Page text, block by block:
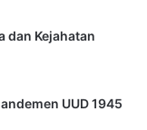
dan Kejahatan
UUD 1945